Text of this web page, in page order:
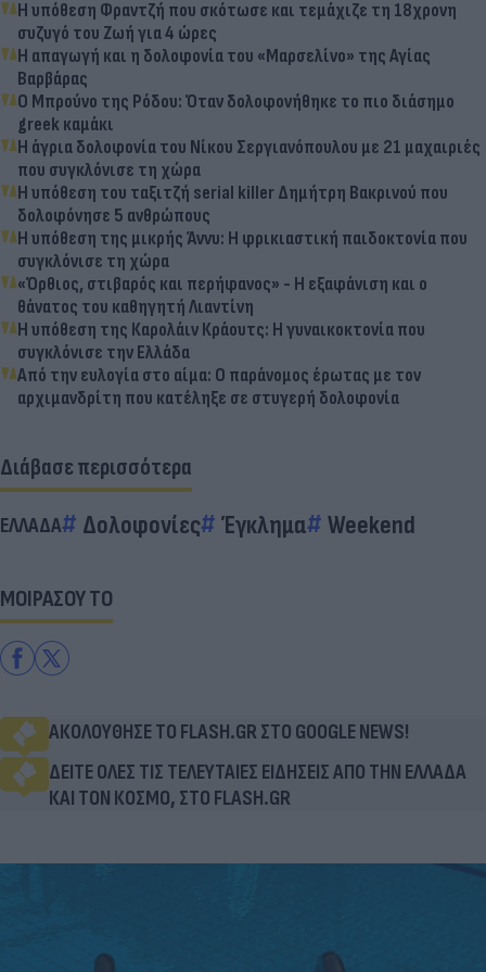
Η υπόθεση Φραντζή που σκότωσε και τεμάχιζε τη 18χρονη
συζυγό του Ζωή για 4 ώρες
Η απαγωγή και η δολοφονία του «Μαρσελίνο» της Αγίας
Βαρβάρας
Ο Μπρούνο της Ρόδου: Όταν δολοφονήθηκε το πιο διάσημο
greek καμάκι
Η άγρια δολοφονία του Νίκου Σεργιανόπουλου με 21 μαχαιριές
που συγκλόνισε τη χώρα
Η υπόθεση του ταξιτζή serial killer Δημήτρη Βακρινού που
δολοφόνησε 5 ανθρώπους
Η υπόθεση της μικρής Άννυ: Η φρικιαστική παιδοκτονία που
συγκλόνισε τη χώρα
«Όρθιος, στιβαρός και περήφανος» - Η εξαφάνιση και ο
θάνατος του καθηγητή Λιαντίνη
Η υπόθεση της Καρολάιν Κράουτς: Η γυναικοκτονία που
συγκλόνισε την Ελλάδα
Από την ευλογία στο αίμα: Ο παράνομος έρωτας με τον
αρχιμανδρίτη που κατέληξε σε στυγερή δολοφονία
Διάβασε περισσότερα
ΕΛΛΑΔΑ Δολοφονίες Έγκλημα Weekend
ΜΟΙΡΑΣΟΥ ΤΟ
ΑΚΟΛΟΥΘΗΣΕ ΤΟ FLASH.GR ΣΤΟ GOOGLE NEWS!
ΔΕΙΤΕ ΟΛΕΣ ΤΙΣ ΤΕΛΕΥΤΑΙΕΣ ΕΙΔΗΣΕΙΣ ΑΠΟ ΤΗΝ ΕΛΛΑΔΑ
ΚΑΙ ΤΟΝ ΚΟΣΜΟ, ΣΤΟ FLASH.GR